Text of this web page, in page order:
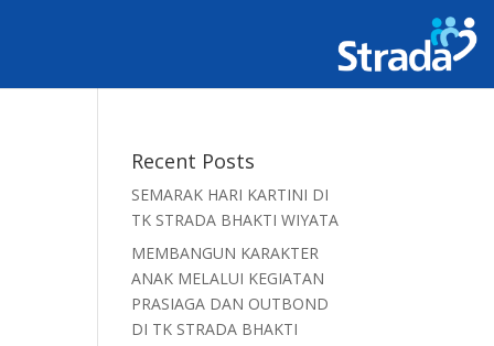
Recent Posts
SEMARAK HARI KARTINI DI
TK STRADA BHAKTI WIYATA
MEMBANGUN KARAKTER
ANAK MELALUI KEGIATAN
PRASIAGA DAN OUTBOND
DI TK STRADA BHAKTI